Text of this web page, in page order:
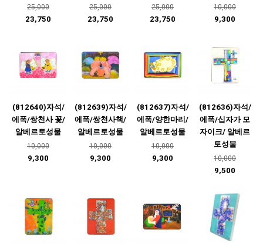
25,000
23,750
25,000
23,750
25,000
23,750
10,000
9,300
(812640)자석/
에폭/쌍천사 꽃/
알베르토성물
10,000
9,300
(812639)자석/
에폭/쌍천사책/
알베르토성물
10,000
9,300
(812637)자석/
에폭/양한마리/
알베르토성물
10,000
9,300
(812636)자석/
에폭/십자가 모
자이크/ 알베르
토성물
10,000
9,500